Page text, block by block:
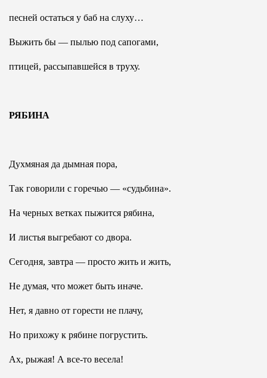
песней остаться у баб на слуху…
Выжить бы — пылью под сапогами,
птицей, рассыпавшейся в труху.
РЯБИНА
Духмяная да дымная пора,
Так говорили с горечью — «судьбина».
На черных ветках пыжится рябина,
И листья выгребают со двора.
Сегодня, завтра — просто жить и жить,
Не думая, что может быть иначе.
Нет, я давно от горести не плачу,
Но прихожу к рябине погрустить.
Ах, рыжая! А все-то весела!